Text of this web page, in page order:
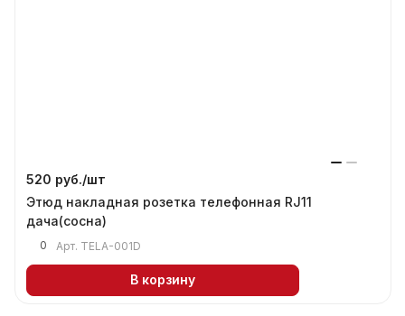
520 руб./шт
Этюд накладная розетка телефонная RJ11
дача(сосна)
0 Арт. TELA-001D
В корзину